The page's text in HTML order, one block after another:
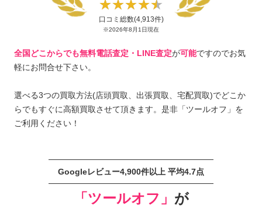
口コミ総数(4,913件)
※2026年8月1日現在
全国どこからでも無料電話査定・LINE査定が可能ですのでお気
軽にお問合せ下さい。
選べる3つの買取方法(店頭買取、出張買取、宅配買取)でどこか
らでもすぐに高額買取させて頂きます。是非「ツールオフ」を
ご利用ください！
Googleレビュー4,900件以上 平均4.7点
「ツールオフ」 が